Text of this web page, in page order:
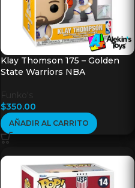
Klay Thomson 175 – Golden
State Warriors NBA
Funko's
$350.00
AÑADIR AL CARRITO